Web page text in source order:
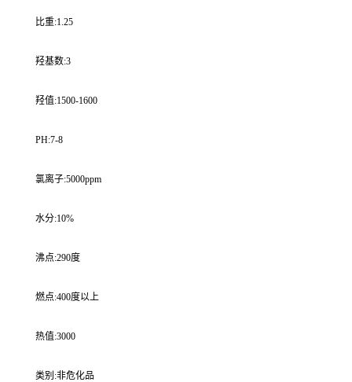
比重:1.25
羟基数:3
羟值:1500-1600
PH:7-8
氯离子:5000ppm
水分:10%
沸点:290度
燃点:400度以上
热值:3000
类别:非危化品